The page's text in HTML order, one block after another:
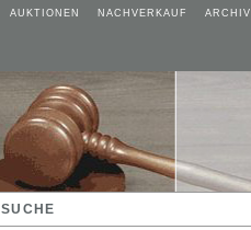
AUKTIONEN NACHVERKAUF ARCHIV
SUCHE